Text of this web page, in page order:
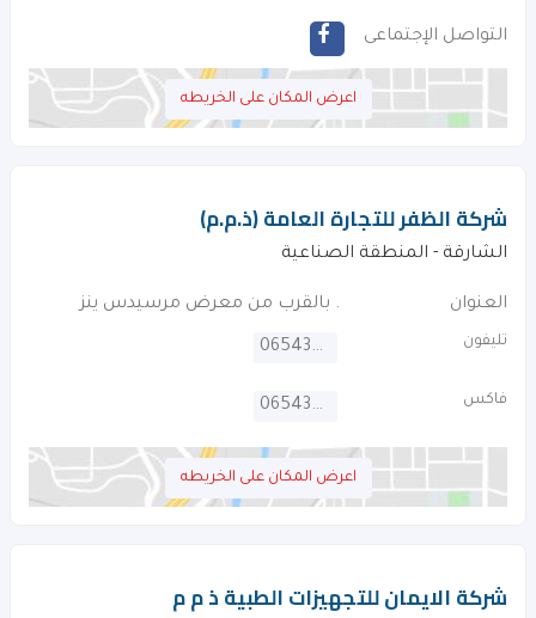
التواصل الإجتماعى
اعرض المكان على الخريطه
شركة الظفر للتجارة العامة (ذ.م.م)
الشارقة - المنطقة الصناعية
العنوان . بالقرب من معرض مرسيدس ينز
تليفون 065439478
فاكس 065439479
اعرض المكان على الخريطه
شركة الايمان للتجهيزات الطبية ذ م م